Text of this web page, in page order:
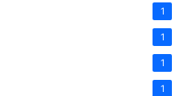
1
1
1
1